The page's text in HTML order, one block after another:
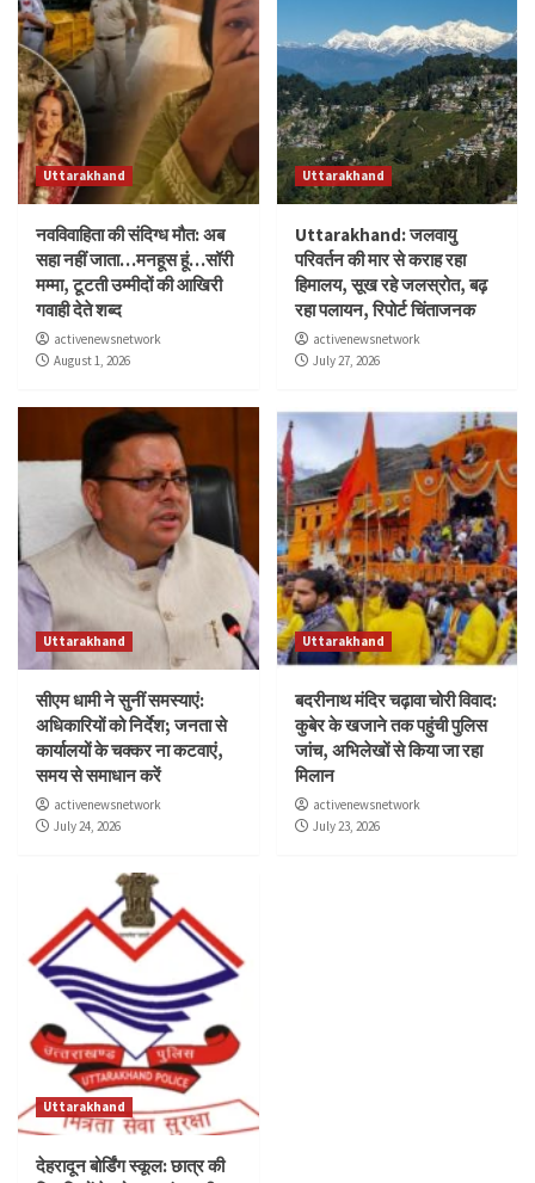
Uttarakhand
नवविवाहिता की संदिग्ध मौत: अब
सहा नहीं जाता…मनहूस हूं…सॉरी
मम्मा, टूटती उम्मीदों की आखिरी
गवाही देते शब्द
activenewsnetwork
August 1, 2026
Uttarakhand
Uttarakhand: जलवायु
परिवर्तन की मार से कराह रहा
हिमालय, सूख रहे जलस्रोत, बढ़
रहा पलायन, रिपोर्ट चिंताजनक
activenewsnetwork
July 27, 2026
Uttarakhand
सीएम धामी ने सुनीं समस्याएं:
अधिकारियों को निर्देश; जनता से
कार्यालयों के चक्कर ना कटवाएं,
समय से समाधान करें
activenewsnetwork
July 24, 2026
Uttarakhand
बदरीनाथ मंदिर चढ़ावा चोरी विवाद:
कुबेर के खजाने तक पहुंची पुलिस
जांच, अभिलेखों से किया जा रहा
मिलान
activenewsnetwork
July 23, 2026
Uttarakhand
देहरादून बोर्डिंग स्कूल: छात्र की